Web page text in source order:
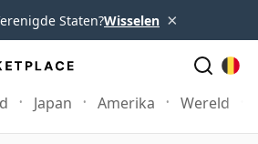
Staten?Wisselen ×
Japan Amerika Wereld